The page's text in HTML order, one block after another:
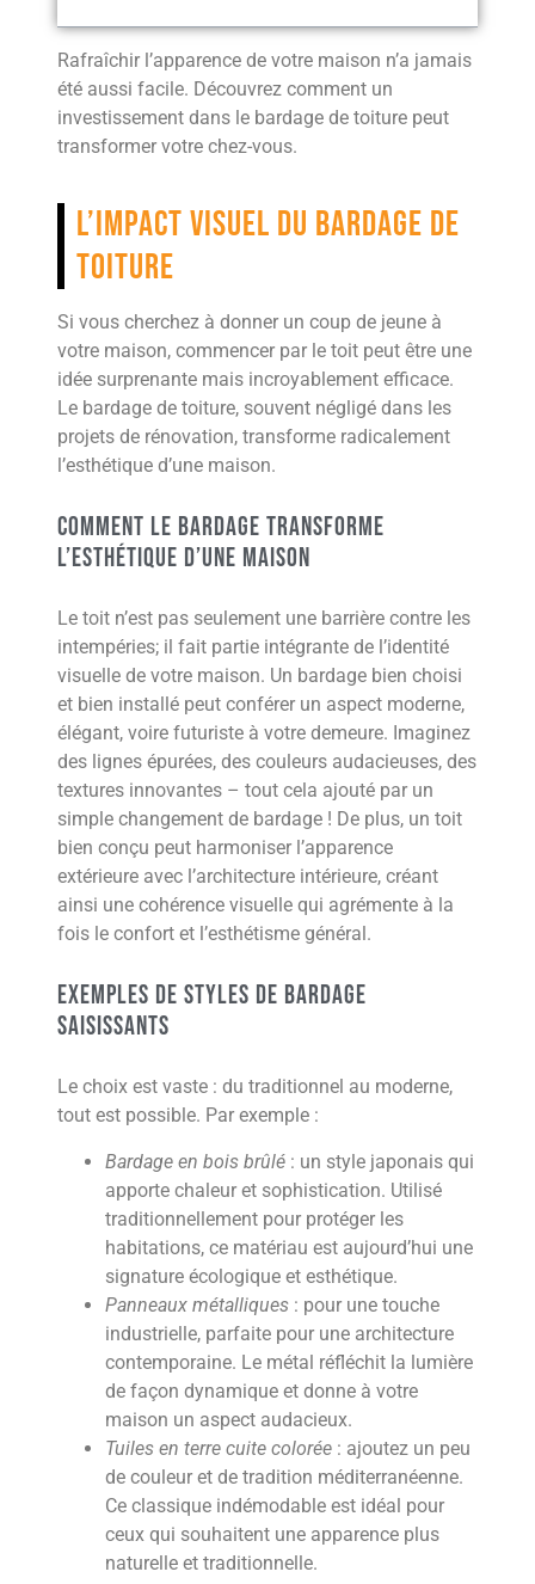
Rafraîchir l’apparence de votre maison n’a jamais
été aussi facile. Découvrez comment un
investissement dans le bardage de toiture peut
transformer votre chez-vous.
L’impact visuel du bardage de
toiture
Si vous cherchez à donner un coup de jeune à
votre maison, commencer par le toit peut être une
idée surprenante mais incroyablement efficace.
Le bardage de toiture, souvent négligé dans les
projets de rénovation, transforme radicalement
l’esthétique d’une maison.
Comment le bardage transforme
l’esthétique d’une maison
Le toit n’est pas seulement une barrière contre les
intempéries; il fait partie intégrante de l’identité
visuelle de votre maison. Un bardage bien choisi
et bien installé peut conférer un aspect moderne,
élégant, voire futuriste à votre demeure. Imaginez
des lignes épurées, des couleurs audacieuses, des
textures innovantes – tout cela ajouté par un
simple changement de bardage ! De plus, un toit
bien conçu peut harmoniser l’apparence
extérieure avec l’architecture intérieure, créant
ainsi une cohérence visuelle qui agrémente à la
fois le confort et l’esthétisme général.
Exemples de styles de bardage
saisissants
Le choix est vaste : du traditionnel au moderne,
tout est possible. Par exemple :
Bardage en bois brûlé : un style japonais qui
apporte chaleur et sophistication. Utilisé
traditionnellement pour protéger les
habitations, ce matériau est aujourd’hui une
signature écologique et esthétique.
Panneaux métalliques : pour une touche
industrielle, parfaite pour une architecture
contemporaine. Le métal réfléchit la lumière
de façon dynamique et donne à votre
maison un aspect audacieux.
Tuiles en terre cuite colorée : ajoutez un peu
de couleur et de tradition méditerranéenne.
Ce classique indémodable est idéal pour
ceux qui souhaitent une apparence plus
naturelle et traditionnelle.